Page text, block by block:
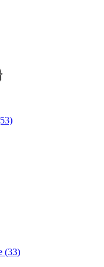
(33)